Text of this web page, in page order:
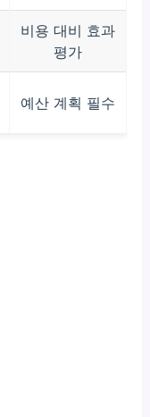
비용 대비 효과
평가
예산 계획 필수